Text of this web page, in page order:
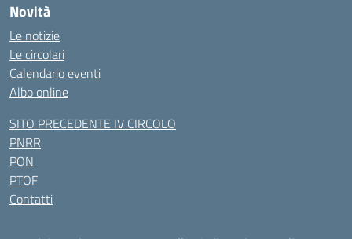
Novità
Le notizie
Le circolari
Calendario eventi
Albo online
SITO PRECEDENTE IV CIRCOLO
PNRR
PON
PTOF
Contatti